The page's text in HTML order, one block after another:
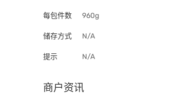
每包件数 960g
储存方式 N/A
提示 N/A
商户资讯